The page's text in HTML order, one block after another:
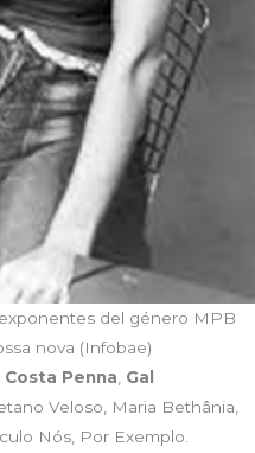
del género MPB
nova (Infobae)
Costa Penna Gal
Veloso, Maria Bethânia,
Nós, Por Exemplo.